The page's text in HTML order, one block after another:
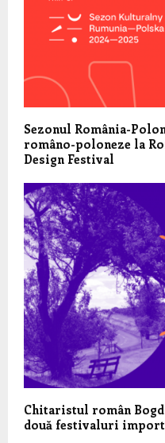
Sezonul România-
româno-poloneze la
Design Festival
Chitaristul român
două festivaluri